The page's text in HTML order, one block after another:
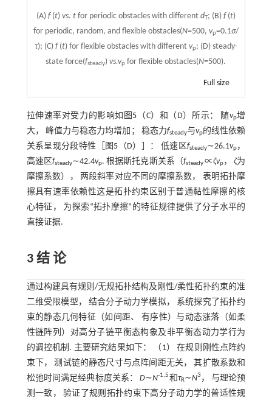
(A) f(t) vs. tfor periodic obstacles with different dT; (B) f(t)
for periodic, random, and flexible obstacles(N=500, vp=0.1σ/
τ); (C) f(t) for flexible obstacles with different vp; (D) steady-
state force(fsteady)vs.vp for flexible obstacles(N=500).
Full size
拉伸速率对受力的影响如 图5 （C）和（D）所示： 随vp增
大， 峰值力与稳态力均增加； 稳态力fsteady与vp的线性依赖
关系呈现分段特性［
图5 （D）］： 低速区fsteady∼26.1vp，
高速区fsteady∼42.4vp. 根据斯托克斯关系（fsteady∝ζvp，ζ为
摩擦系数）， 两段斜率对应不同的摩擦系数， 表明拓扑摩
擦具有速率依赖性这是拓扑约束区别于普通黏性摩擦的核
心特征， 为探索“拓扑摩擦”的特征规律提供了分子水平的
直接证据.
3 结 论
通过构建具有规则/无规拓扑结构及刚性/柔性拓扑约束的准
二维受限模型， 结合分子动力学模拟， 系统探究了拓扑约
束的静态几何特征（如间距、 有序性）与动态涨落（如柔
性链阵列）对高分子链平衡态构象及非平衡态动力学行为
的调控机制. 主要研究结果如下： （1） 在规则刚性点阵约
束下， 测试链的静态尺寸与点阵间距无关， 其扩散系数和
松弛时间满足经典标度关系：D∼N-1.5和τR∼N3 ， 与理论预
测一致， 验证了规则拓扑约束下高分子动力学的普适性规